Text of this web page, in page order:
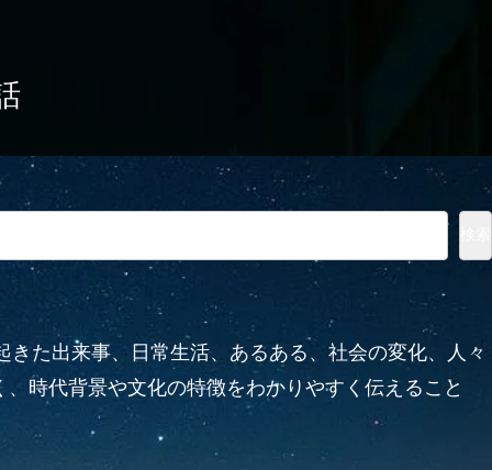
た出来事、日常生活、あるある、社会の変化、人々
時代背景や文化の特徴をわかりやすく伝えること